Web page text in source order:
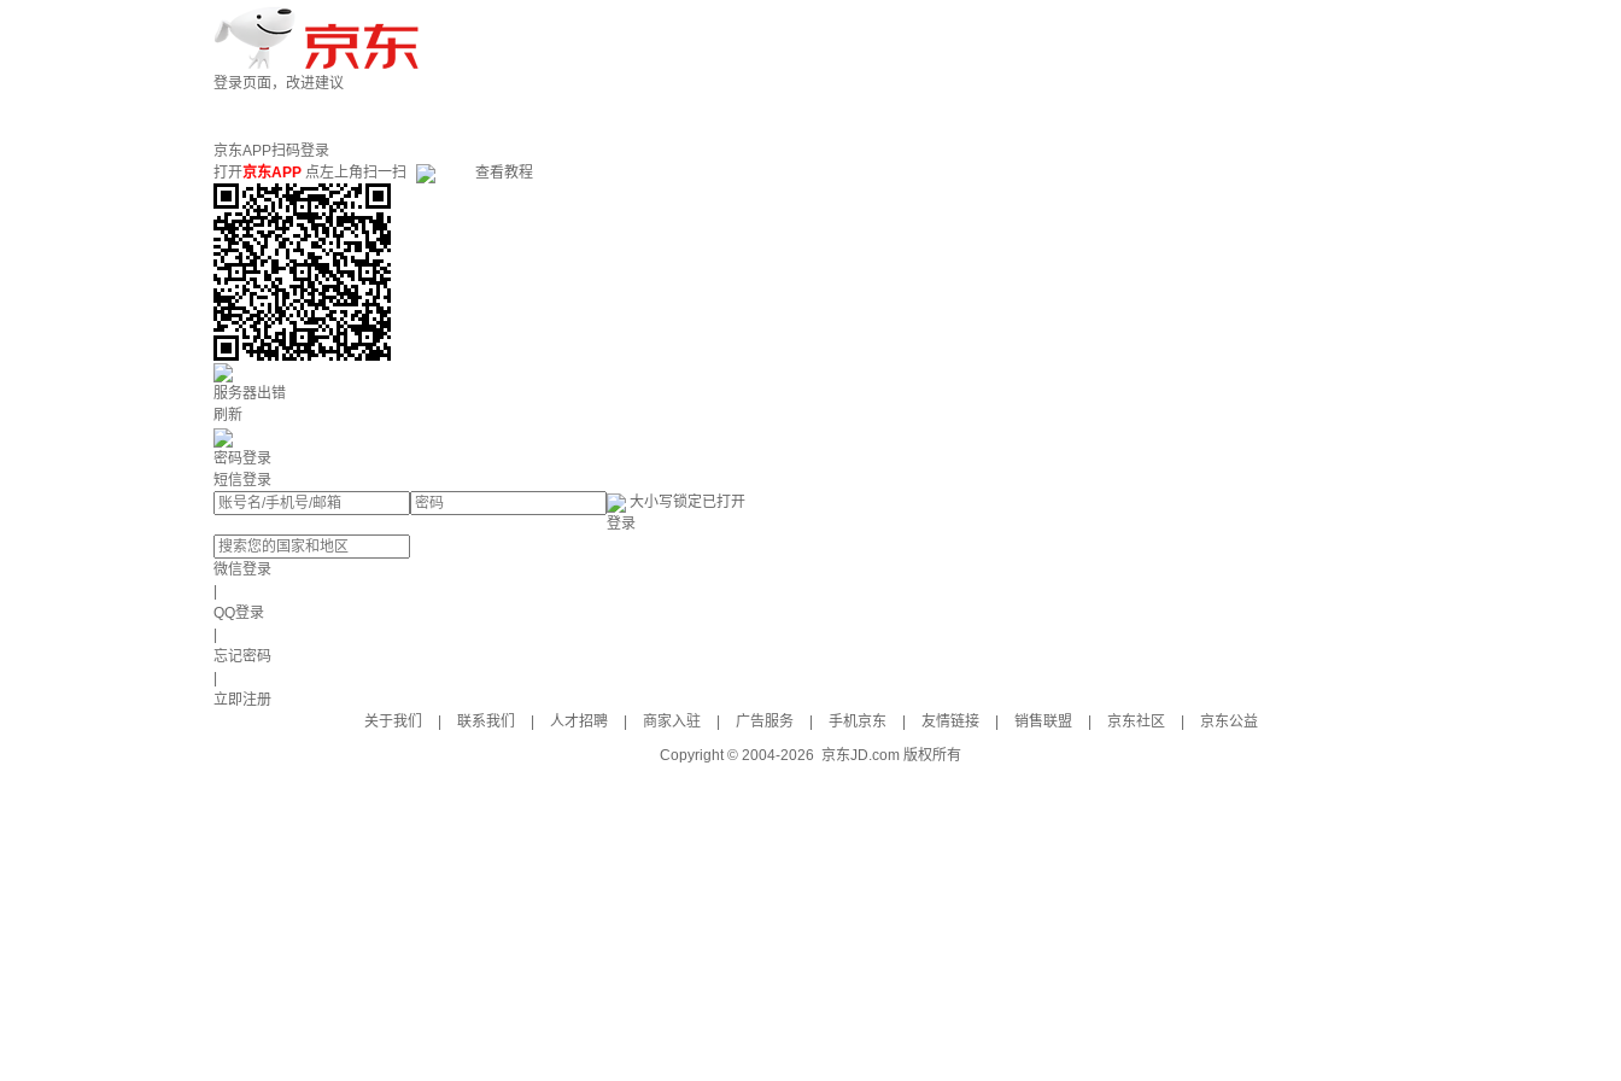
登录页面，改进建议
京东APP扫码登录
打开京东APP 点左上角扫一扫 查看教程
服务器出错
刷新
密码登录
短信登录
大小写锁定已打开
登录
微信登录
QQ登录
忘记密码
立即注册
关于我们
联系我们 人才招聘 商家入驻 广告服务 手机京东 友情链接 销售联盟 京东社区
京东公益
Copyright © 2004-2026 京东JD.com 版权所有